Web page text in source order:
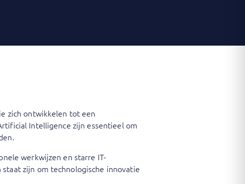
zich ontwikkelen tot een
Intelligence zijn essentieel om
werkwijzen en starre IT-
zijn om technologische innovatie